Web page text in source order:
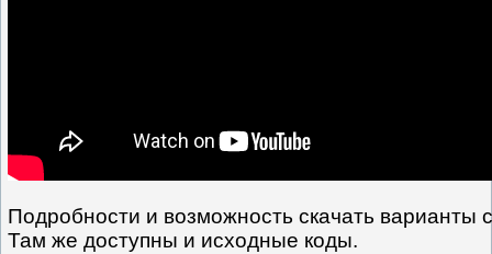
Подробности и возможность скачать варианты
Там же доступны и исходные коды.